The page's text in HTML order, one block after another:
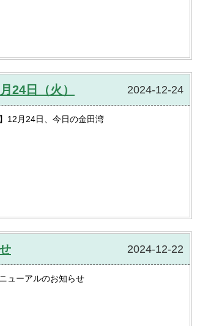
24日（火） 2024-12-24
12月24日、今日の金田湾
2024-12-22
ューアルのお知らせ